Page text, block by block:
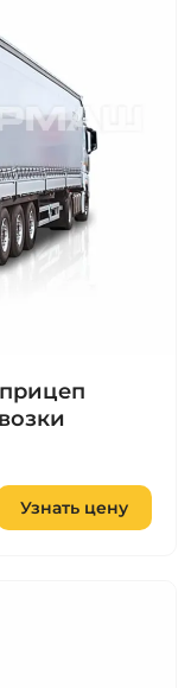
Узнать цену